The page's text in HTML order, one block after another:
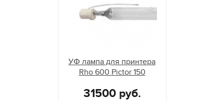
УФ лампа для принтера
Rho 600 Pictor 150
31500 руб.